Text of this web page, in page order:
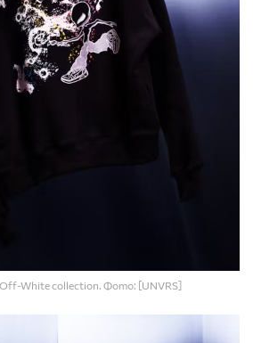
Off-White collection. Фото: [UNVRS]